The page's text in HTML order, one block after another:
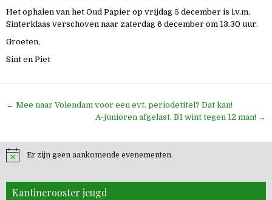
Het ophalen van het Oud Papier op vrijdag 5 december is i.v.m.
Sinterklaas verschoven naar zaterdag 6 december om 13.30 uur.
Groeten,
Sint en Piet
Bericht
← Mee naar Volendam voor een evt. periodetitel? Dat kan!
A-junioren afgelast, B1 wint tegen 12 man! →
Er zijn geen aankomende evenementen.
Kantinerooster jeugd